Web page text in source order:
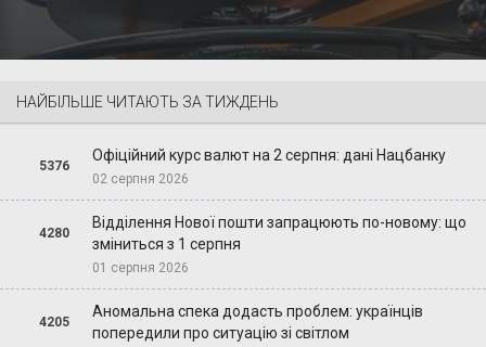
НАЙБІЛЬШЕ ЧИТАЮТЬ ЗА ТИЖДЕНЬ
5376
Офіційний курс валют на 2 серпня: дані Нацбанку
02 серпня 2026
4280
Відділення Нової пошти запрацюють по-новому: що
зміниться з 1 серпня
01 серпня 2026
4205
Аномальна спека додасть проблем: українців
попередили про ситуацію зі світлом